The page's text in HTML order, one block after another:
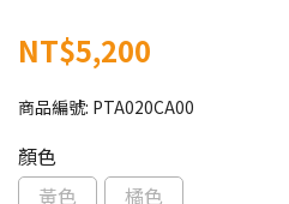
NT$5,200
商品編號: PTA020CA00
顏色
黃色
橘色